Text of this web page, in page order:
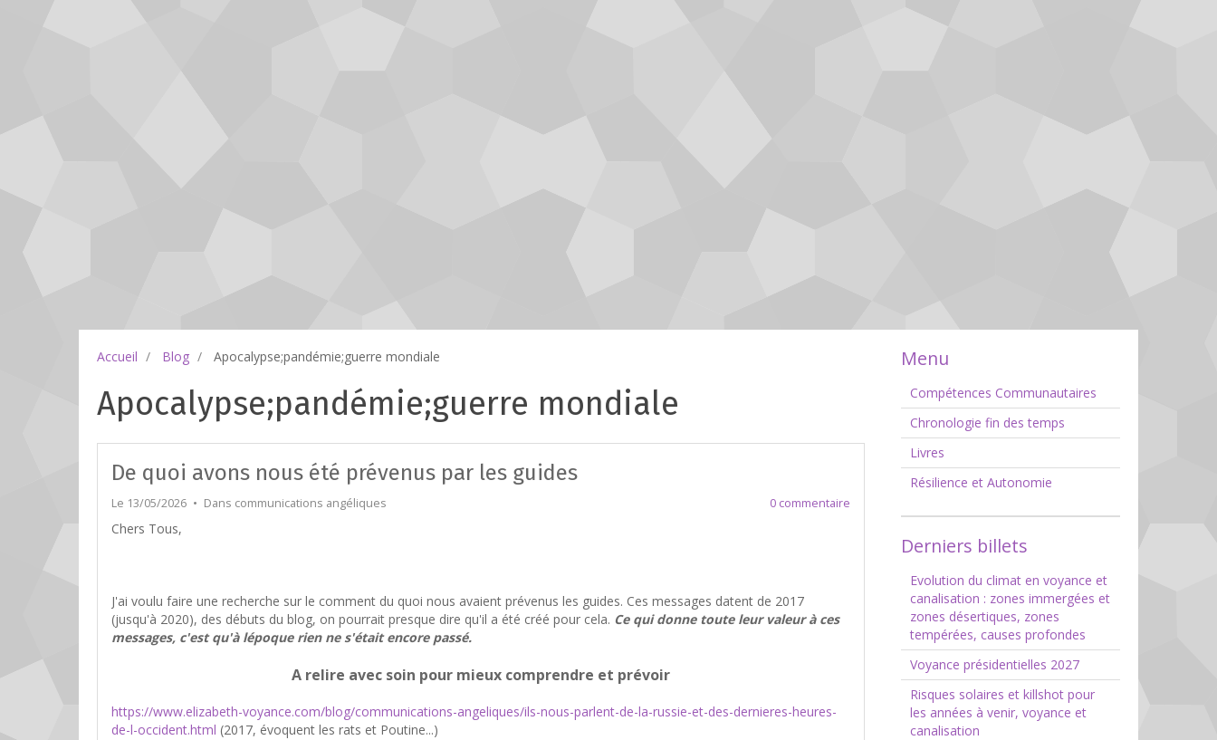
Accueil Blog Apocalypse;pandémie;guerre mondiale
Apocalypse;pandémie;guerre mondiale
De quoi avons nous été prévenus par les guides
Le 13/05/2026 Dans communications angéliques 0 commentaire
Chers Tous,
J'ai voulu faire une recherche sur le comment du quoi nous avaient prévenus les guides. Ces messages datent de 2017
(jusqu'à 2020), des débuts du blog, on pourrait presque dire qu'il a été créé pour cela. Ce qui donne toute leur valeur à ces
messages, c'est qu'à lépoque rien ne s'était encore passé.
A relire avec soin pour mieux comprendre et prévoir
https://www.elizabeth-voyance.com/blog/communications-angeliques/ils-nous-parlent-de-la-russie-et-des-dernieres-heures-
de-l-occident.html (2017, évoquent les rats et Poutine...)
Menu
Compétences Communautaires
Chronologie fin des temps
Livres
Résilience et Autonomie
Derniers billets
Evolution du climat en voyance et
canalisation : zones immergées et
zones désertiques, zones
tempérées, causes profondes
Voyance présidentielles 2027
Risques solaires et killshot pour
les années à venir, voyance et
canalisation